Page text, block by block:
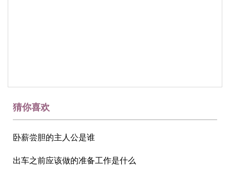
猜你喜欢
卧薪尝胆的主人公是谁
出车之前应该做的准备工作是什么